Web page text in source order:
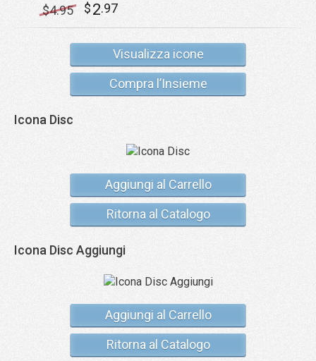
$4.95 $2.97
Visualizza icone
Compra l’Insieme
Icona Disc
Aggiungi al Carrello
Ritorna al Catalogo
Icona Disc Aggiungi
Aggiungi al Carrello
Ritorna al Catalogo